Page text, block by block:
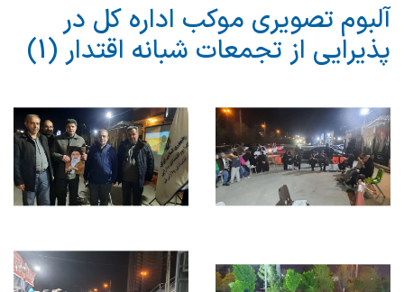
آلبوم تصویری موکب اداره کل در
پذیرایی از تجمعات شبانه اقتدار (1)